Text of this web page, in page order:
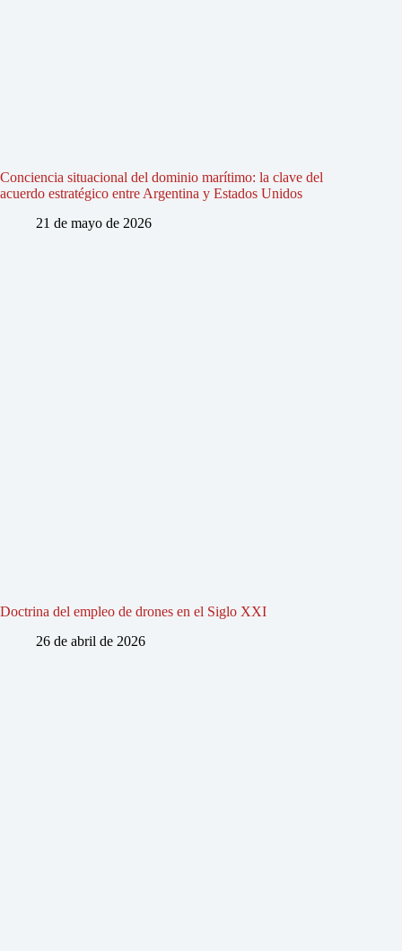
Conciencia situacional del dominio marítimo: la clave del
acuerdo estratégico entre Argentina y Estados Unidos
21 de mayo de 2026
Doctrina del empleo de drones en el Siglo XXI
26 de abril de 2026